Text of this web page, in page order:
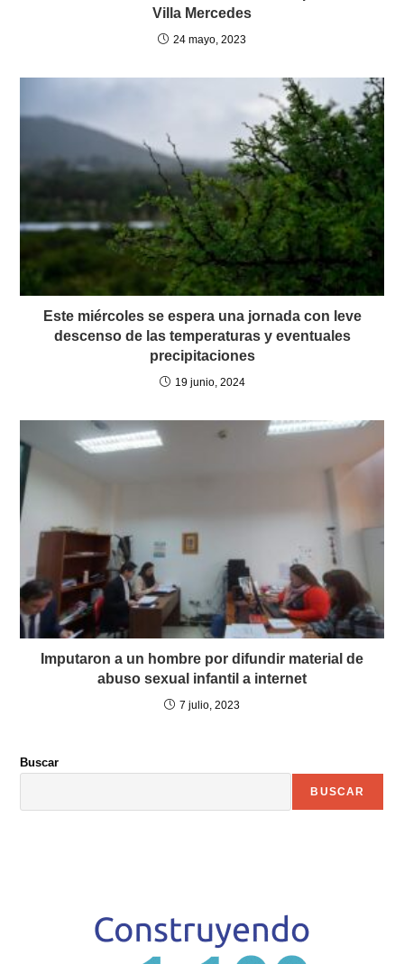
Villa Mercedes
24 mayo, 2023
Este miércoles se espera una jornada con leve
descenso de las temperaturas y eventuales
precipitaciones
19 junio, 2024
Imputaron a un hombre por difundir material de
abuso sexual infantil a internet
7 julio, 2023
Buscar
BUSCAR